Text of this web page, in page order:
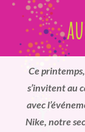
Ce
s’invitent au
avec
Nike, notre